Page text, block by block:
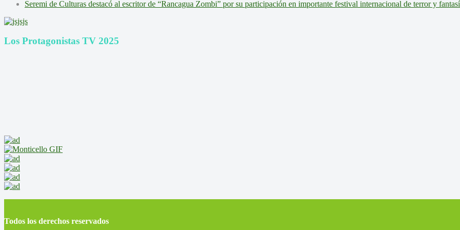
Seremi de Culturas destacó al escritor de “Rancagua Zombi” por su participación en importante festival internacional de terror y
Los Protagonistas TV 2025
Todos los derechos reservados